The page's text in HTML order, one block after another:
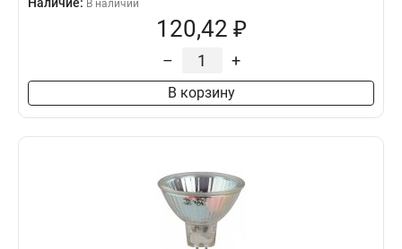
В наличии
120,42 ₽
– +
В корзину